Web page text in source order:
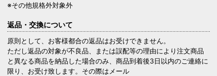
※その他規格外対象外
返品・交換について
原則として、お客様都合の返品はお受けできません。
ただし返品の対象が不良品、または誤配等の理由により注文商品
と異なる商品を納品した場合のみ、商品到着後3日以内のご連絡に
限り、お受け致します。その際はメール